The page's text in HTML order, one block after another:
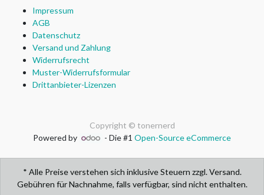
Impressum
AGB
Datenschutz
Versand und Zahlung
Widerrufsrecht
Muster-Widerrufsformular
Drittanbieter-Lizenzen
Copyright © tonernerd
Powered by
- Die #1Open-Source eCommerce
* Alle Preise verstehen sich inklusive Steuern zzgl. Versand.
Gebühren für Nachnahme, falls verfügbar, sind nicht enthalten.